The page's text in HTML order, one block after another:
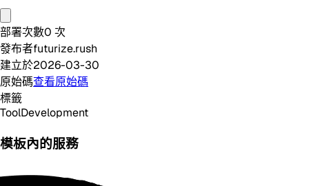
部署次數0 次
發布者futurize.rush
建立於2026-03-30
原始碼查看原始碼
標籤
ToolDevelopment
模板內的服務